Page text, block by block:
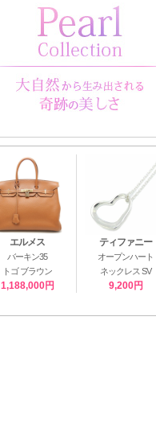
エルメス
バーキン35
トゴ ブラウン
1,188,000円
ティファニー
オープンハート
ネックレス SV
9,200円